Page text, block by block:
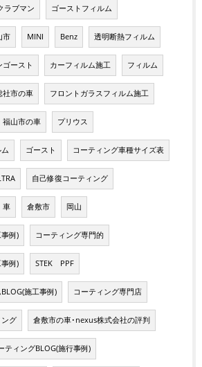
ラブマン ゴーストフィルム
市 MINI Benz 透明断熱フィルム
ゴースト カーフィルム施工 フィルム
社市の車 フロントガラスフィルム施工
福山市の車 プリウス
ゴースト コーティング車種サイズ表
自己修復コーティング
車 倉敷市 岡山
例) コーティング専門的
例) STEK PPF
施工事例) コーティング専門店
グ 倉敷市の車･nexus株式会社の評判
ティングBLOG(施行事例)